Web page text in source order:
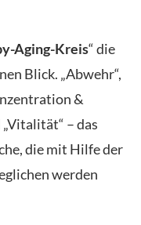
Aging-Kreis“ die
Blick. „Abwehr“,
&
– das
die mit Hilfe der
werden